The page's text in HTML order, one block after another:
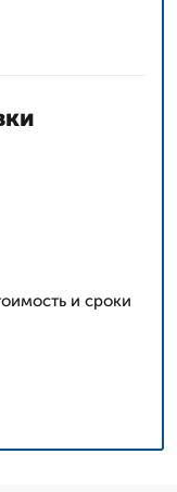
и сроки